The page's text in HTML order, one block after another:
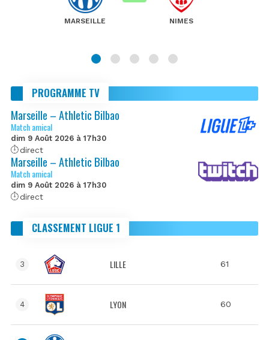
MARSEILLE NIMES
PROGRAMME TV
Marseille – Athletic Bilbao
Match amical
dim 9 Août 2026 à 17h30
direct
Marseille – Athletic Bilbao
Match amical
dim 9 Août 2026 à 17h30
direct
CLASSEMENT LIGUE 1
3 LILLE 61
4 LYON 60